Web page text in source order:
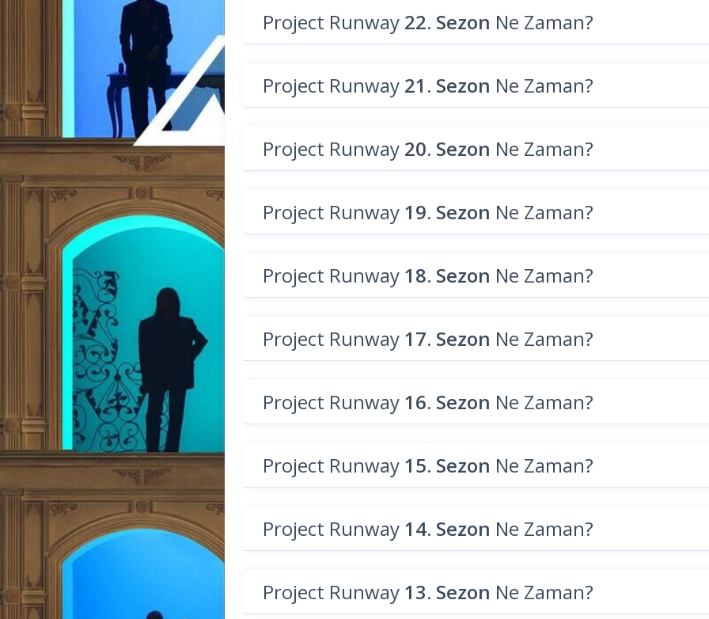
Project Runway 22. Sezon Ne Zaman?
Project Runway 21. Sezon Ne Zaman?
Project Runway 20. Sezon Ne Zaman?
Project Runway 19. Sezon Ne Zaman?
Project Runway 18. Sezon Ne Zaman?
Project Runway 17. Sezon Ne Zaman?
Project Runway 16. Sezon Ne Zaman?
Project Runway 15. Sezon Ne Zaman?
Project Runway 14. Sezon Ne Zaman?
Project Runway 13. Sezon Ne Zaman?